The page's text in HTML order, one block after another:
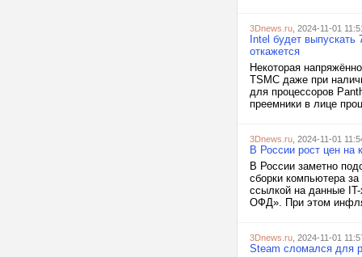
3Dnews.ru , 2024-11-01
Intel будет
откажется
Некоторая
TSMC даже при
для процессоров
преемники в лице
3Dnews.ru , 2024-11-01
В России рост цен
В России заметно
сборки компьютера
ссылкой на данные
ОФД». При этом
3Dnews.ru , 2024-11-01
Steam сломался для